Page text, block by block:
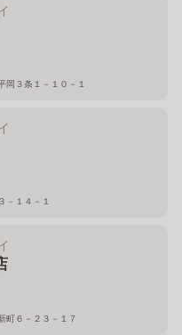
岡３条１－１０－１
－１４－１
町６－２３－１７